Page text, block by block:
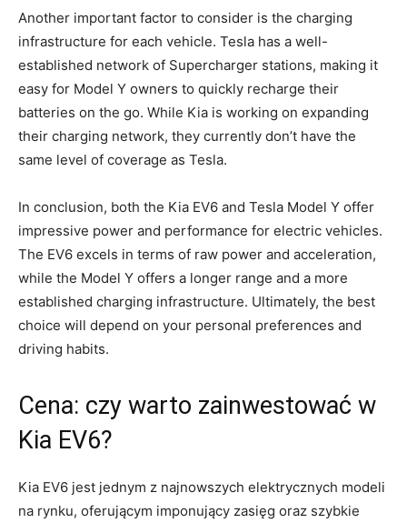
Another important factor to consider is the charging
infrastructure for each vehicle. Tesla has a‍ well-
established network of Supercharger​ stations, making it
⁣easy for Model Y owners to quickly recharge their
batteries on‍ the go. While Kia is working on‌ expanding
their charging network, they currently don’t ⁣have the
same level of coverage as Tesla.
In conclusion, both the Kia ‍EV6 and Tesla Model Y offer
impressive power and performance for electric vehicles.
The EV6 excels in terms of raw power and acceleration,
while ⁢the Model Y⁣ offers a longer range and a more
established⁢ charging infrastructure. Ultimately, the best
choice will depend on your personal preferences and
driving habits.
Cena: czy warto zainwestować w
Kia EV6?
Kia EV6 jest jednym z najnowszych elektrycznych modeli‍
na rynku, oferującym imponujący zasięg oraz szybkie